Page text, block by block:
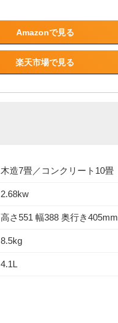
Amazonで見る
楽天市場で見る
木造7畳／コンクリート10畳
2.68kw
高さ551 幅388 奥行き405mm
8.5kg
4.1L